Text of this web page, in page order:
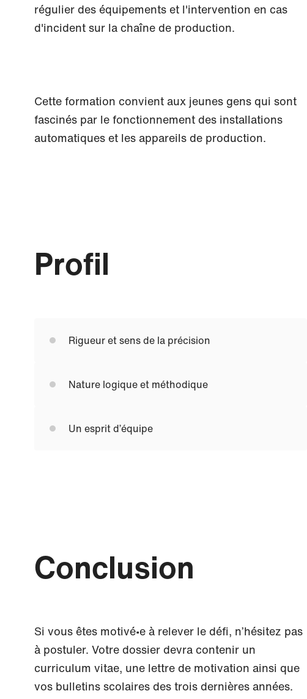
régulier des équipements et l'intervention en cas
d'incident sur la chaîne de production.
Cette formation convient aux jeunes gens qui sont
fascinés par le fonctionnement des installations
automatiques et les appareils de production.
Profil
Rigueur et sens de la précision
Nature logique et méthodique
Un esprit d’équipe
Conclusion
Si vous êtes motivé∙e à relever le défi, n’hésitez pas
à postuler. Votre dossier devra contenir un
curriculum vitae, une lettre de motivation ainsi que
vos bulletins scolaires des trois dernières années.